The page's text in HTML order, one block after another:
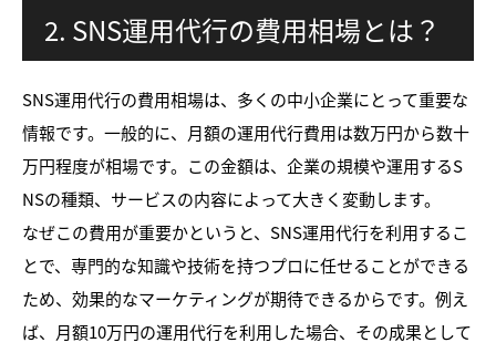
2. SNS運用代行の費用相場とは？
SNS運用代行の費用相場は、多くの中小企業にとって重要な
情報です。一般的に、月額の運用代行費用は数万円から数十
万円程度が相場です。この金額は、企業の規模や運用するS
NSの種類、サービスの内容によって大きく変動します。
なぜこの費用が重要かというと、SNS運用代行を利用するこ
とで、専門的な知識や技術を持つプロに任せることができる
ため、効果的なマーケティングが期待できるからです。例え
ば、月額10万円の運用代行を利用した場合、その成果として